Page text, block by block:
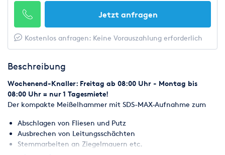
Jetzt anfragen
Kostenlos anfragen: Keine Vorauszahlung erforderlich
Beschreibung
Wochenend-Knaller: Freitag ab 08:00 Uhr - Montag bis
08:00 Uhr = nur 1 Tagesmiete!
Der kompakte Meißelhammer mit SDS-MAX-Aufnahme zum
Abschlagen von Fliesen und Putz
Ausbrechen von Leitungsschächten
Stemmarbeiten an Ziegelmauern etc.